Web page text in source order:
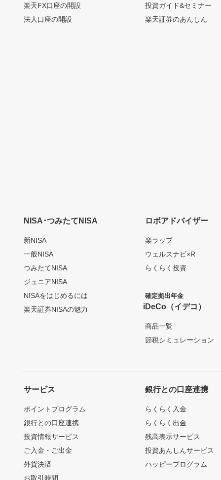
楽天FX口座の開設
法人口座の開設
投資ガイド&セミナー
楽天証券のあんしん
NISA･つみたてNISA
新NISA
一般NISA
つみたてNISA
ジュニアNISA
NISAをはじめるには
楽天証券NISAの魅力
ロボアドバイザー
楽ラップ
ウェルスナビ×R
らくらく投資
確定拠出年金
iDeCo（イデコ）
商品一覧
節税シミュレーション
サービス
ポイントプログラム
銀行との口座連携
投資情報サービス
ご入金・ご出金
外貨決済
お取引時間
銀行との口座連携
らくらく入金
らくらく出金
残高表示サービス
投資あんしんサービス
ハッピープログラム